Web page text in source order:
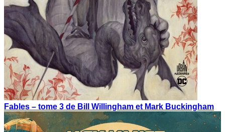
Fables – tome 3 de Bill Willingham et Mark Buckingham